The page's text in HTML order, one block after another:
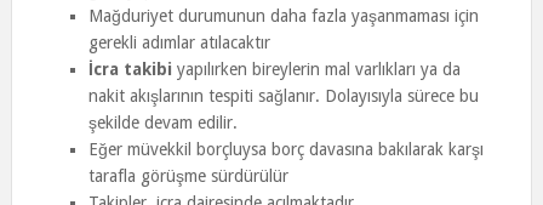
Mağduriyet durumunun daha fazla yaşanmaması için
gerekli adımlar atılacaktır
İcra takibi yapılırken bireylerin mal varlıkları ya da
nakit akışlarının tespiti sağlanır. Dolayısıyla sürece bu
şekilde devam edilir.
Eğer müvekkil borçluysa borç davasına bakılarak karşı
tarafla görüşme sürdürülür